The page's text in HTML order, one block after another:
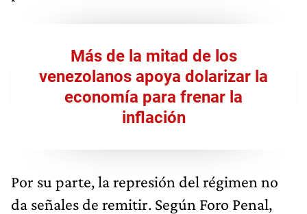
Más de la mitad de los
venezolanos apoya dolarizar la
economía para frenar la
inflación
Por su parte, la represión del régimen no
da señales de remitir. Según Foro Penal,